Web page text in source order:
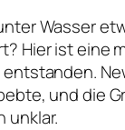
Wasser
Hier ist eine
und die
unklar.